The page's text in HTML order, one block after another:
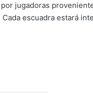
jugadoras
escuadra estará